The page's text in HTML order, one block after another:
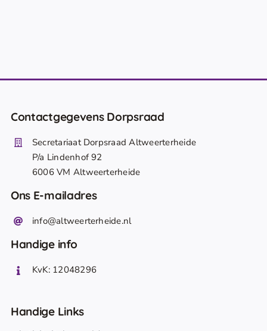
Contactgegevens Dorpsraad
Secretariaat Dorpsraad Altweerterheide
P/a Lindenhof 92
6006 VM Altweerterheide
Ons E-mailadres
info@altweerterheide.nl
Handige info
KvK: 12048296
Handige Links